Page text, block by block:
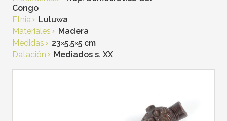
Congo
Etnia
Luluwa
Materiales
Madera
Medidas
23×5.5×5 cm
Datación
Mediados s. XX